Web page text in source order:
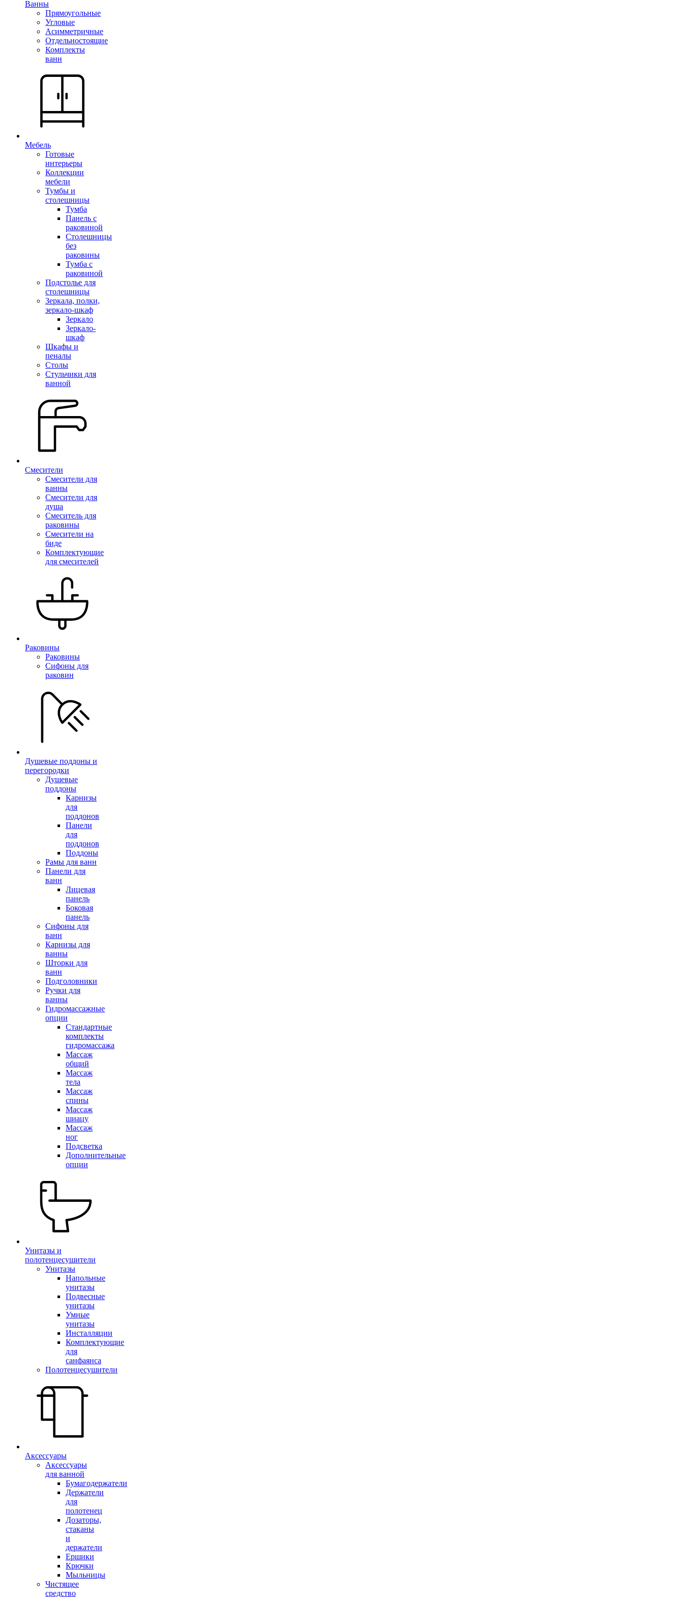
Ванны
Прямоугольные
Угловые
Асимметричные
Отдельностоящие
Комплекты
ванн
Мебель
Готовые
интерьеры
Коллекции
мебели
Тумбы и
столешницы
Тумба
Панель с
раковиной
Столешницы
без
раковины
Тумба с
раковиной
Подстолье для
столешницы
Зеркала, полки,
зеркало-шкаф
Зеркало
Зеркало-
шкаф
Шкафы и
пеналы
Столы
Стульчики для
ванной
Смесители
Смесители для
ванны
Смесители для
душа
Смеситель для
раковины
Смесители на
биде
Комплектующие
для смесителей
Раковины
Раковины
Сифоны для
раковин
Душевые поддоны и
перегородки
Душевые
поддоны
Карнизы
для
поддонов
Панели
для
поддонов
Поддоны
Рамы для ванн
Панели для
ванн
Лицевая
панель
Боковая
панель
Сифоны для
ванн
Карнизы для
ванны
Шторки для
ванн
Подголовники
Ручки для
ванны
Гидромассажные
опции
Стандартные
комплекты
гидромассажа
Массаж
общий
Массаж
тела
Массаж
спины
Массаж
шиацу
Массаж
ног
Подсветка
Дополнительные
опции
Унитазы и
полотенцесушители
Унитазы
Напольные
унитазы
Подвесные
унитазы
Умные
унитазы
Инсталляции
Комплектующие
для
санфаянса
Полотенцесушители
Аксессуары
Аксессуары
для ванной
Бумагодержатели
Держатели
для
полотенец
Дозаторы,
стаканы
и
держатели
Ершики
Крючки
Мыльницы
Чистящее
средство